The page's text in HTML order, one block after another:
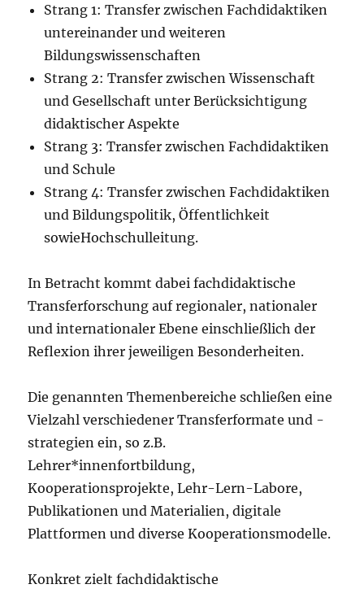
Strang 1: Transfer zwischen Fachdidaktiken
untereinander und weiteren
Bildungswissenschaften
Strang 2: Transfer zwischen Wissenschaft
und Gesellschaft unter Berücksichtigung
didaktischer Aspekte
Strang 3: Transfer zwischen Fachdidaktiken
und Schule
Strang 4: Transfer zwischen Fachdidaktiken
und Bildungspolitik, Öffentlichkeit
sowieHochschulleitung.
In Betracht kommt dabei fachdidaktische
Transferforschung auf regionaler, nationaler
und internationaler Ebene einschließlich der
Reflexion ihrer jeweiligen Besonderheiten.
Die genannten Themenbereiche schließen eine
Vielzahl verschiedener Transferformate und -
strategien ein, so z.B.
Lehrer*innenfortbildung,
Kooperationsprojekte, Lehr-Lern-Labore,
Publikationen und Materialien, digitale
Plattformen und diverse Kooperationsmodelle.
Konkret zielt fachdidaktische